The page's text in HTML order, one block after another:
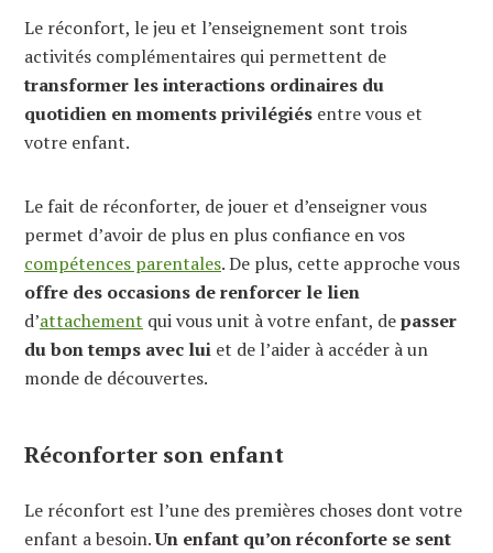
Le réconfort, le jeu et l’enseignement sont trois
activités complémentaires qui permettent de
transformer les interactions ordinaires du
quotidien en moments privilégiés entre vous et
votre enfant.
Le fait de réconforter, de jouer et d’enseigner vous
permet d’avoir de plus en plus confiance en vos
compétences parentales. De plus, cette approche vous
offre des occasions de renforcer le lien
d’attachement qui vous unit à votre enfant, depasser
du bon temps avec lui et de l’aider à accéder à un
monde de découvertes.
Réconforter son enfant
Le réconfort est l’une des premières choses dont votre
enfant a besoin.Un enfant qu’on réconforte se sent